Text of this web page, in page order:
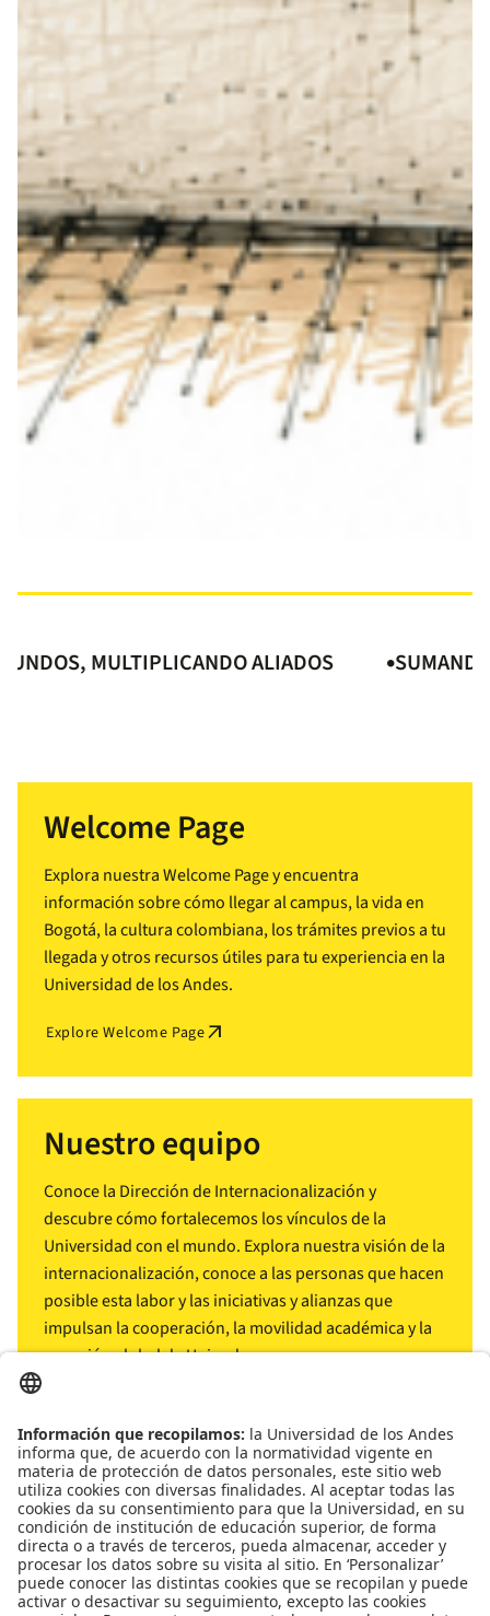
MULTIPLICANDO ALIADOS SUMANDO
Welcome Page
Explora nuestra Welcome Page y encuentra
información sobre cómo llegar al campus, la vida en
Bogotá, la cultura colombiana, los trámites previos a tu
llegada y otros recursos útiles para tu experiencia en la
Universidad de los Andes.
Explore Welcome Pagearrow_outward
Nuestro equipo
Conoce la Dirección de Internacionalización y
descubre cómo fortalecemos los vínculos de la
Universidad con el mundo. Explora nuestra visión de la
internacionalización, conoce a las personas que hacen
posible esta labor y las iniciativas y alianzas que
impulsan la cooperación, la movilidad académica y la
conexión global de Uniandes.